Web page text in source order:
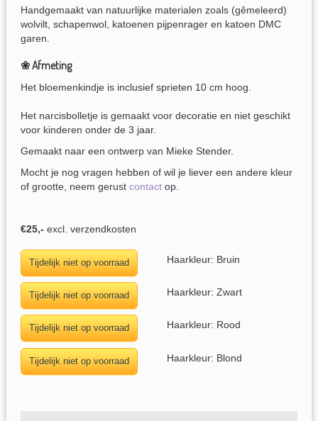
Handgemaakt van natuurlijke materialen zoals (gêmeleerd)
wolvilt, schapenwol, katoenen pijpenrager en katoen DMC
garen.
❀ Afmeting
Het bloemenkindje is inclusief sprieten 10 cm hoog.
Het narcisbolletje is gemaakt voor decoratie en niet geschikt
voor kinderen onder de 3 jaar.
Gemaakt naar een ontwerp van Mieke Stender.
Mocht je nog vragen hebben of wil je liever een andere kleur
of grootte, neem gerust contactop.
€25,- excl. verzendkosten
Haarkleur: Bruin
Haarkleur: Zwart
Haarkleur: Rood
Haarkleur: Blond